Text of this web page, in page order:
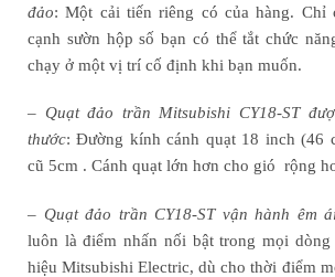
đảo: Một cải tiến riêng có của hàng. Chỉ
cạnh sườn hộp số bạn có thể tắt chức
chạy ở một vị trí cố định khi bạn muốn.
– Quạt đảo trần Mitsubishi CY18-ST
thước: Đường kính cánh quạt 18 inch (46
cũ 5cm . Cánh quạt lớn hơn cho gió rộng
– Quạt đảo trần CY18-ST vận hành êm
luôn là điểm nhấn nối bật trong mọi dòng
hiệu Mitsubishi Electric, dù cho thời điểm